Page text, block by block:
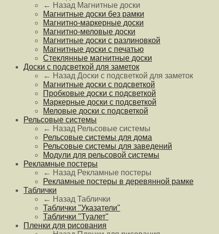
← Назад Магнитные доски
Магнитные доски без рамки
Магнитно-маркерные доски
Магнитно-меловые доски
Магнитные доски с разлиновкой
Магнитные доски с печатью
Стеклянные магнитные доски
Доски с подсветкой для заметок
← Назад Доски с подсветкой для заметок
Магнитные доски с подсветкой
Пробковые доски с подсветкой
Маркерные доски с подсветкой
Меловые доски с подсветкой
Рельсовые системы
← Назад Рельсовые системы
Рельсовые системы для дома
Рельсовые системы для заведений
Модули для рельсовой системы
Рекламные постеры
← Назад Рекламные постеры
Рекламные постеры в деревянной рамке
Таблички
← Назад Таблички
Таблички "Указатели"
Таблички "Туалет"
Пленки для рисования